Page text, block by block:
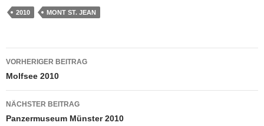
2010 MONT ST. JEAN
Beitragsnavigation
VORHERIGER BEITRAG
Molfsee 2010
NÄCHSTER BEITRAG
Panzermuseum Münster 2010